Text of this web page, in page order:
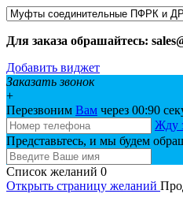
Для заказа обрашайтесь:
Добавить виджет
Заказать звонок
+
Перезвоним Вам через 00:90
Жду
Представьтесь, и мы будем
Список желаний 0
Открыть страницу желаний